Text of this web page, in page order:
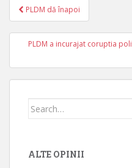
Post navigation
PLDM dă înapoi
PLDM a incurajat coruptia
Search for:
ALTE OPINII